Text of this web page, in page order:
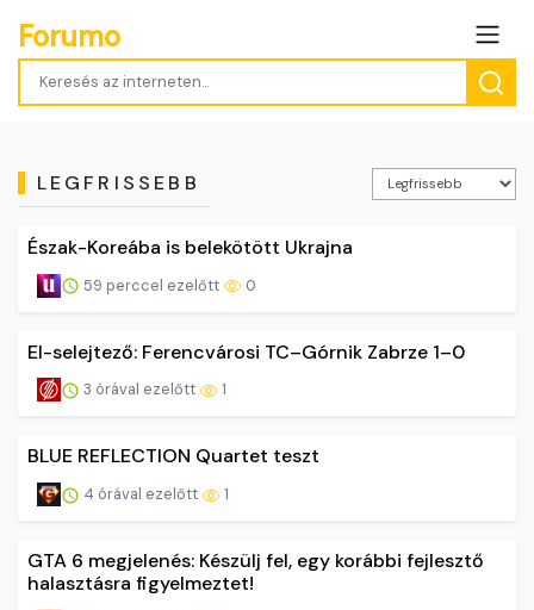
Forumo
LEGFRISSEBB
Észak-Koreába is belekötött Ukrajna
59 perccel ezelőtt 0
El-selejtező: Ferencvárosi TC–Górnik Zabrze 1–0
3 órával ezelőtt 1
BLUE REFLECTION Quartet teszt
4 órával ezelőtt 1
GTA 6 megjelenés: Készülj fel, egy korábbi fejlesztő
halasztásra figyelmeztet!